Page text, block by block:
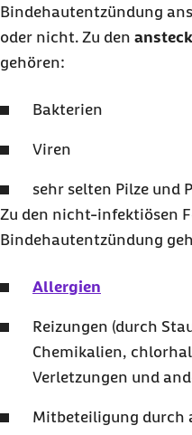
Bindehautentzündung
oder nicht. Zu den
gehören:
Bakterien
Viren
sehr selten Pilze und
Zu den nicht-infektiösen
Bindehautentzündung
Allergien
Reizungen (durch
Chemikalien,
Verletzungen und
Mitbeteiligung durch